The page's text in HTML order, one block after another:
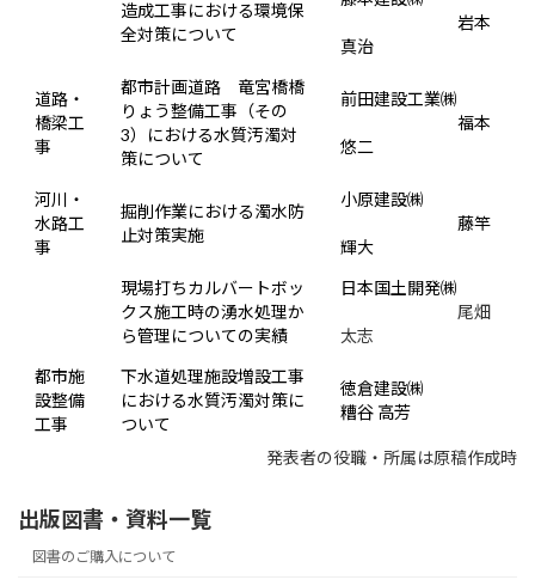
造成工事における環境保
全対策について
岩本
真治
道路・
橋梁工
事
都市計画道路 竜宮橋橋
りょう整備工事（その
3）における水質汚濁対
策について
前田建設工業㈱
福本
悠二
河川・
水路工
事
掘削作業における濁水防
止対策実施
小原建設㈱
藤竿
輝大
現場打ちカルバートボッ
クス施工時の湧水処理か
ら管理についての実績
日本国土開発㈱
尾畑
太志
都市施
設整備
工事
下水道処理施設増設工事
における水質汚濁対策に
ついて
徳倉建設㈱
糟谷 高芳
発表者の役職・所属は原稿作成時
出版図書・資料一覧
図書のご購入について